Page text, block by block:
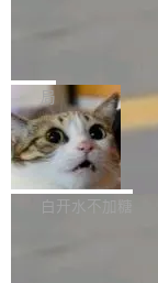
质的最低采样率）的
SS 圆角虚线样式中
的图像元素不在同一
联 加...
最强的若干项。对
通过拉取过去一年
至今）的所有
经过人工复核，准
社区爱好者提供了
维护工作一直与我
和休闲娱乐竞争时
ebastian Pipping 写
他宣布了一个新消
他可以全职维护
局
Firefox 153.0.3 发
Firefox 153.0.3 现
下： New Smart
白开水不加糖